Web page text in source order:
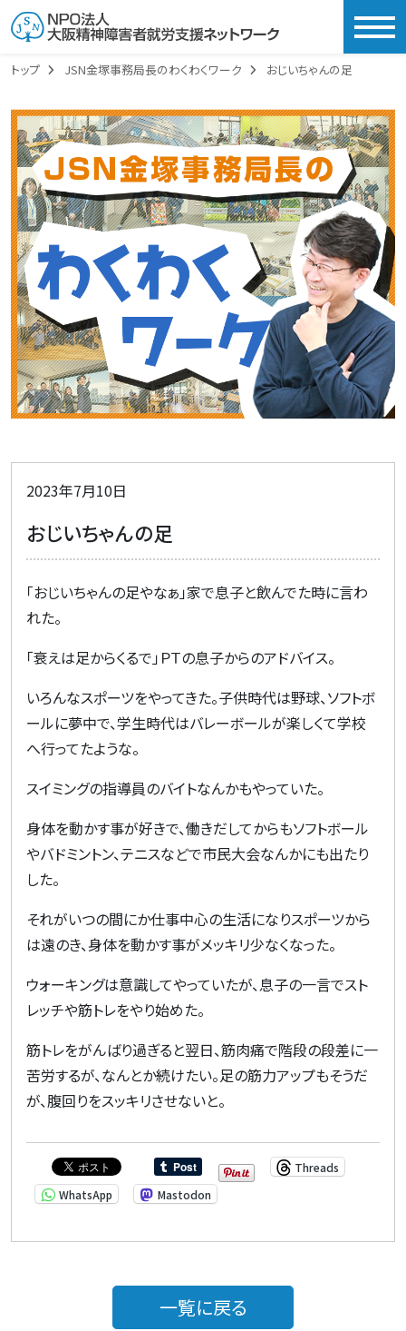
トップ JSN金塚事務局長のわくわくワーク おじいちゃんの足
2023年7月10日
おじいちゃんの足
「おじいちゃんの足やなぁ」家で息子と飲んでた時に言わ
れた。
「衰えは足からくるで」ＰＴの息子からのアドバイス。
いろんなスポーツをやってきた。子供時代は野球、ソフトボ
ールに夢中で、学生時代はバレーボールが楽しくて学校
へ行ってたような。
スイミングの指導員のバイトなんかもやっていた。
身体を動かす事が好きで、働きだしてからもソフトボール
やバドミントン、テニスなどで市民大会なんかにも出たり
した。
それがいつの間にか仕事中心の生活になりスポーツから
は遠のき、身体を動かす事がメッキリ少なくなった。
ウォーキングは意識してやっていたが、息子の一言でスト
レッチや筋トレをやり始めた。
筋トレをがんばり過ぎると翌日、筋肉痛で階段の段差に一
苦労するが、なんとか続けたい。足の筋力アップもそうだ
が、腹回りをスッキリさせないと。
Threads
WhatsApp
Mastodon
一覧に戻る